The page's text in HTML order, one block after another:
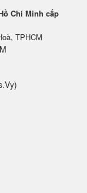
Chí Minh cấp
TPHCM